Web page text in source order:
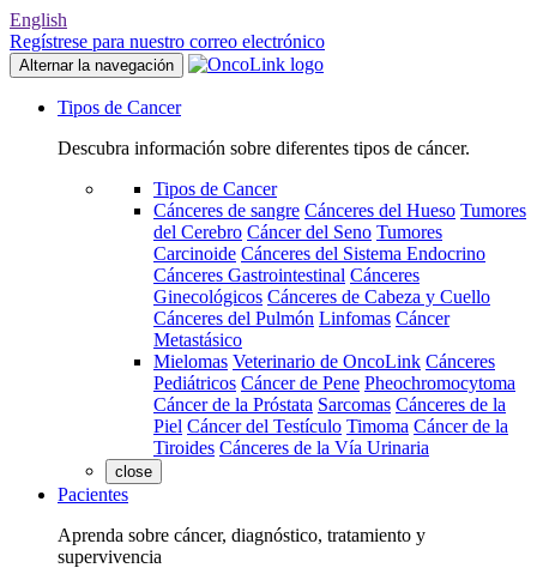
English
Regístrese para nuestro correo electrónico
Alternar la navegación
Tipos de Cancer
Descubra información sobre diferentes tipos de cáncer.
Tipos de Cancer
Cánceres de sangre Cánceres del Hueso Tumores
del Cerebro Cáncer del Seno Tumores
Carcinoide Cánceres del Sistema Endocrino
Cánceres Gastrointestinal Cánceres
Ginecológicos Cánceres de Cabeza y Cuello
Cánceres del Pulmón Linfomas Cáncer
Metastásico
Mielomas Veterinario de OncoLink Cánceres
Pediátricos Cáncer de Pene Pheochromocytoma
Cáncer de la Próstata Sarcomas Cánceres de la
Piel Cáncer del Testículo Timoma Cáncer de la
Tiroides Cánceres de la Vía Urinaria
close
Pacientes
Aprenda sobre cáncer, diagnóstico, tratamiento y
supervivencia